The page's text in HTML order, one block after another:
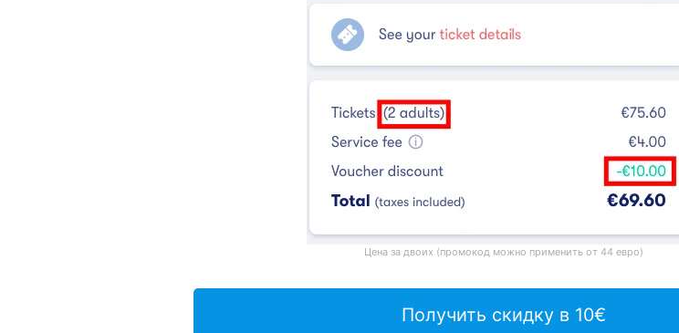
Цена за двоих (промокод можно применить от 44 евро)
Получить скидку в 10€